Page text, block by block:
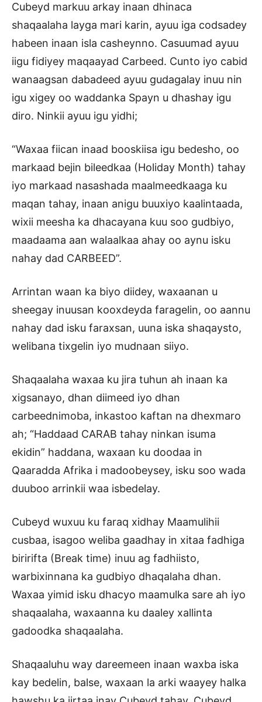
Cubeyd markuu arkay inaan dhinaca
shaqaalaha layga mari karin, ayuu iga codsadey
habeen inaan isla casheynno. Casuumad ayuu
iigu fidiyey maqaayad Carbeed. Cunto iyo cabid
wanaagsan dabadeed ayuu gudagalay inuu nin
igu xigey oo waddanka Spayn u dhashay igu
diro. Ninkii ayuu igu yidhi;
“Waxaa fiican inaad booskiisa igu bedesho, oo
markaad bejin bileedkaa (Holiday Month) tahay
iyo markaad nasashada maalmeedkaaga ku
maqan tahay, inaan anigu buuxiyo kaalintaada,
wixii meesha ka dhacayana kuu soo gudbiyo,
maadaama aan walaalkaa ahay oo aynu isku
nahay dad CARBEED”.
Arrintan waan ka biyo diidey, waxaanan u
sheegay inuusan kooxdeyda faragelin, oo aannu
nahay dad isku faraxsan, uuna iska shaqaysto,
welibana tixgelin iyo mudnaan siiyo.
Shaqaalaha waxaa ku jira tuhun ah inaan ka
xigsanayo, dhan diimeed iyo dhan
carbeednimoba, inkastoo kaftan na dhexmaro
ah; “Haddaad CARAB tahay ninkan isuma
ekidin” haddana, waxaan ku doodaa in
Qaaradda Afrika i madoobeysey, isku soo wada
duuboo arrinkii waa isbedelay.
Cubeyd wuxuu ku faraq xidhay Maamulihii
cusbaa, isagoo weliba gaadhay in xitaa fadhiga
biririfta (Break time) inuu ag fadhiisto,
warbixinnana ka gudbiyo dhaqalaha dhan.
Waxaa yimid isku dhacyo maamulka sare ah iyo
shaqaalaha, waxaanna ku daaley xallinta
gadoodka shaqaalaha.
Shaqaaluhu way dareemeen inaan waxba iska
kay bedelin, balse, waxaan la arki waayey halka